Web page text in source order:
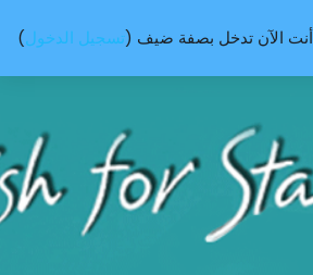
أنت الآن تدخل بصفة ضيف (تسجيل الدخول)